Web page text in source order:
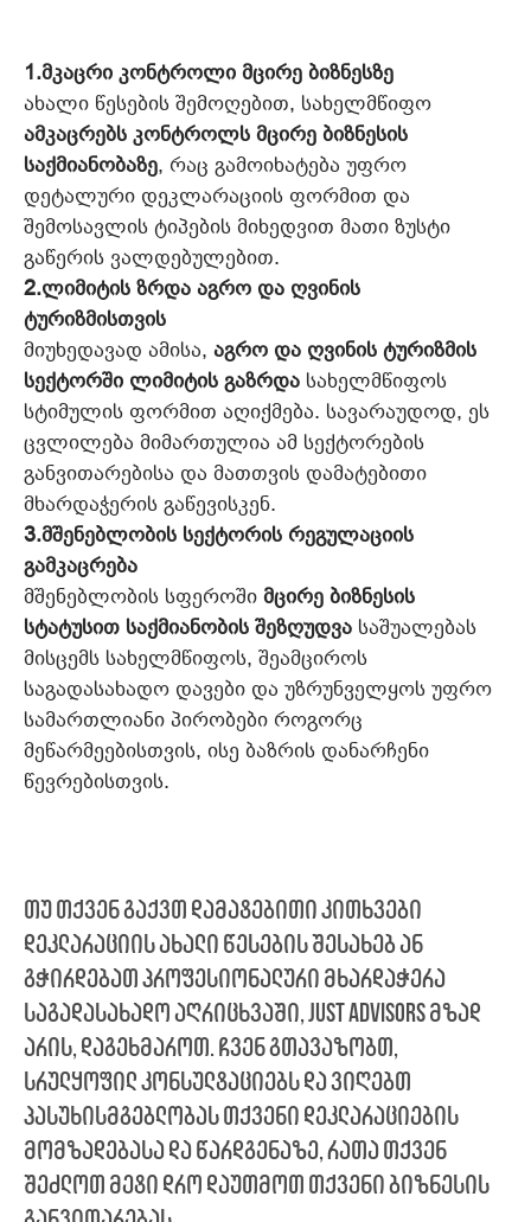
1.მკაცრი კონტროლი მცირე ბიზნესზე
ახალი წესების შემოღებით, სახელმწიფო
ამკაცრებს კონტროლს მცირე ბიზნესის
საქმიანობაზე, რაც გამოიხატება უფრო
დეტალური დეკლარაციის ფორმით და
შემოსავლის ტიპების მიხედვით მათი ზუსტი
გაწერის ვალდებულებით.
2.ლიმიტის ზრდა აგრო და ღვინის
ტურიზმისთვის
მიუხედავად ამისა, აგრო და ღვინის ტურიზმის
სექტორში ლიმიტის გაზრდა სახელმწიფოს
სტიმულის ფორმით აღიქმება. სავარაუდოდ, ეს
ცვლილება მიმართულია ამ სექტორების
განვითარებისა და მათთვის დამატებითი
მხარდაჭერის გაწევისკენ.
3.მშენებლობის სექტორის რეგულაციის
გამკაცრება
მშენებლობის სფეროში მცირე ბიზნესის
სტატუსით საქმიანობის შეზღუდვა საშუალებას
მისცემს სახელმწიფოს, შეამციროს
საგადასახადო დავები და უზრუნველყოს უფრო
სამართლიანი პირობები როგორც
მეწარმეებისთვის, ისე ბაზრის დანარჩენი
წევრებისთვის.
თუ თქვენ გაქვთ დამატებითი კითხვები
დეკლარაციის ახალი წესების შესახებ ან
გჭირდებათ პროფესიონალური მხარდაჭერა
საგადასახადო აღრიცხვაში,Just Advisorsმზად
არის, დაგეხმაროთ. ჩვენ გთავაზობთ,
სრულყოფილ კონსულტაციებს და ვიღებთ
პასუხისმგებლობას თქვენი დეკლარაციების
მომზადებასა და წარდგენაზე, რათა თქვენ
შეძლოთ მეტი დრო დაუთმოთ თქვენი ბიზნესის